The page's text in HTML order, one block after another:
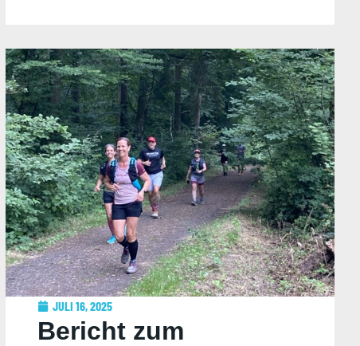
JULI 16, 2025
Bericht zum